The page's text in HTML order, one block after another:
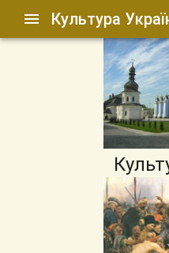
Культура